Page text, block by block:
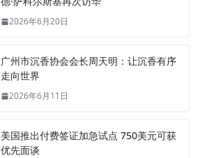
2026年6月20日
广州市沉香协会会长周天明：让沉香有序
走向世界
2026年6月11日
美国推出付费签证加急试点 750美元可获
优先面谈